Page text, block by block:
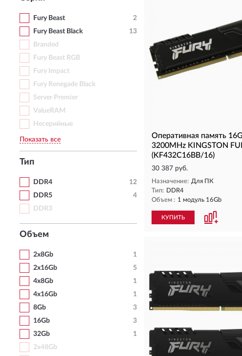
Fury Beast
2
Fury Beast Black
13
Branded
Fury Beast RGB
Fury Impact
Fury Renegade Black
Server Premier
ValueRAM
Несерийные
Показать все
Тип
DDR4
12
DDR5
4
DDR3
Объем
2х8Gb
1
2х16Gb
5
4х8Gb
1
4х16Gb
1
8Gb
3
16Gb
3
32Gb
1
2х48Gb
Оперативная память
3200MHz KINGSTON
(KF432C16BB/16)
30 387 руб.
Назначение: Для ПК
Тип: DDR4
Объем : 1 модуль 16Gb
КУПИТЬ